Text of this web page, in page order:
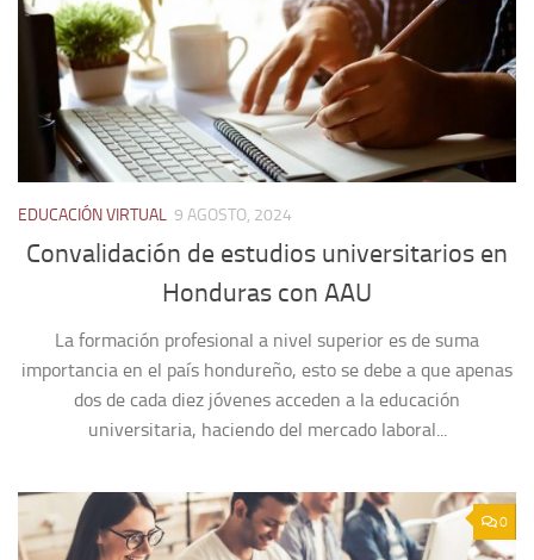
EDUCACIÓN VIRTUAL 9 AGOSTO, 2024
Convalidación de estudios universitarios en
Honduras con AAU
La formación profesional a nivel superior es de suma
importancia en el país hondureño, esto se debe a que apenas
dos de cada diez jóvenes acceden a la educación
universitaria, haciendo del mercado laboral...
0